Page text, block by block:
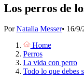
Los perros de
PorNatalia Messer• 16/9/
Home
Perros
La vida con perro
Todo lo que debes